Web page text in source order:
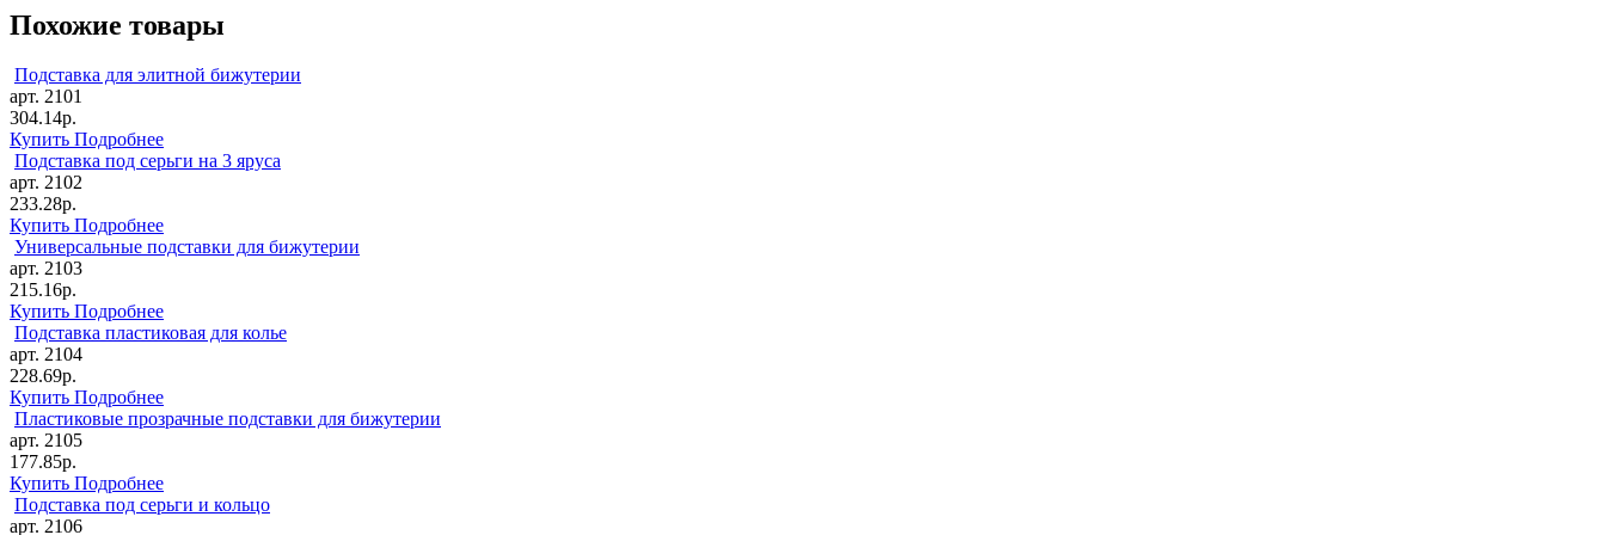
Похожие товары
Подставка для элитной бижутерии
арт. 2101
304.14р.
Купить Подробнее
Подставка под серьги на 3 яруса
арт. 2102
233.28р.
Купить Подробнее
Универсальные подставки для бижутерии
арт. 2103
215.16р.
Купить Подробнее
Подставка пластиковая для колье
арт. 2104
228.69р.
Купить Подробнее
Пластиковые прозрачные подставки для бижутерии
арт. 2105
177.85р.
Купить Подробнее
Подставка под серьги и кольцо
арт. 2106